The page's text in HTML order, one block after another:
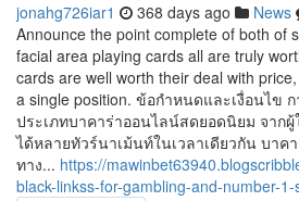
jonahg726iar1 368 days ago News
Announce the point complete of both of
facial area playing cards all are truly
cards are well worth their deal with
a single position. ข้อกำหนดและเงื่อนไข
ประเภทบาคาร่าออนไลน์สดยอดนิยม จาก
ได้หลายทัวร์นาเม้นท์ในเวลาเดียวกัน บาค
ทาง... https://
black-linkss-for-gambling-and-number-